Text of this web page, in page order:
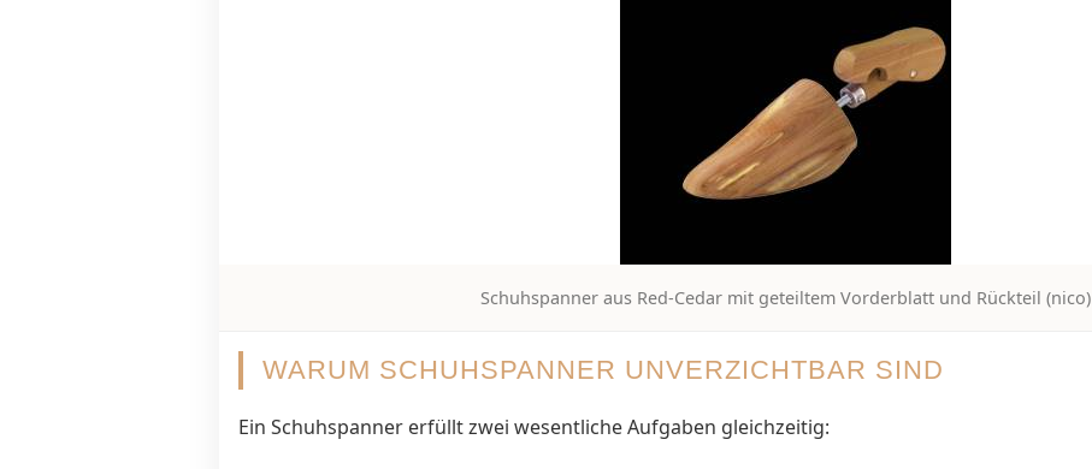
Schuhspanner aus Red-Cedar mit geteiltem Vorderblatt und Rückteil (nico)
WARUM SCHUHSPANNER UNVERZICHTBAR SIND
Ein Schuhspanner erfüllt zwei wesentliche Aufgaben gleichzeitig: